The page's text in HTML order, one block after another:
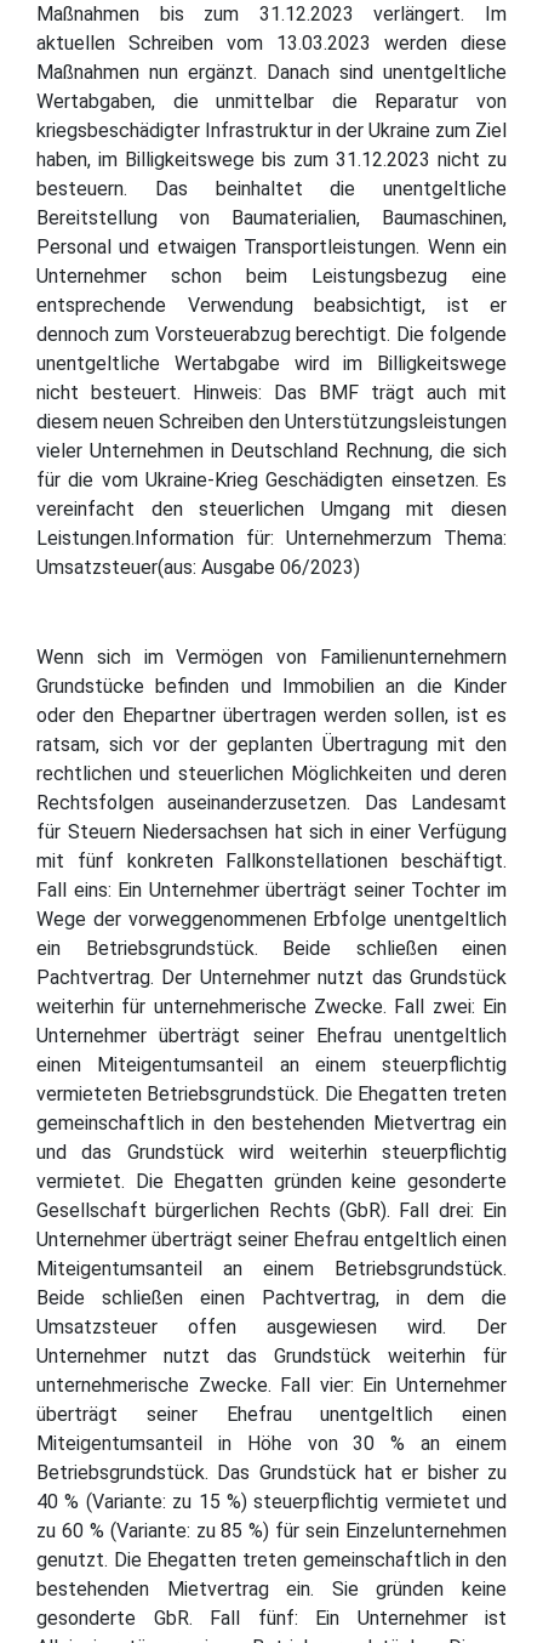
Maßnahmen bis zum 31.12.2023 verlängert. Im
aktuellen Schreiben vom 13.03.2023 werden diese
Maßnahmen nun ergänzt. Danach sind unentgeltliche
Wertabgaben, die unmittelbar die Reparatur von
kriegsbeschädigter Infrastruktur in der Ukraine zum Ziel
haben, im Billigkeitswege bis zum 31.12.2023 nicht zu
besteuern. Das beinhaltet die unentgeltliche
Bereitstellung von Baumaterialien, Baumaschinen,
Personal und etwaigen Transportleistungen. Wenn ein
Unternehmer schon beim Leistungsbezug eine
entsprechende Verwendung beabsichtigt, ist er
dennoch zum Vorsteuerabzug berechtigt. Die folgende
unentgeltliche Wertabgabe wird im Billigkeitswege
nicht besteuert. Hinweis: Das BMF trägt auch mit
diesem neuen Schreiben den Unterstützungsleistungen
vieler Unternehmen in Deutschland Rechnung, die sich
für die vom Ukraine-Krieg Geschädigten einsetzen. Es
vereinfacht den steuerlichen Umgang mit diesen
Leistungen.Information für: Unternehmerzum Thema:
Umsatzsteuer(aus: Ausgabe 06/2023)
Wenn sich im Vermögen von Familienunternehmern
Grundstücke befinden und Immobilien an die Kinder
oder den Ehepartner übertragen werden sollen, ist es
ratsam, sich vor der geplanten Übertragung mit den
rechtlichen und steuerlichen Möglichkeiten und deren
Rechtsfolgen auseinanderzusetzen. Das Landesamt
für Steuern Niedersachsen hat sich in einer Verfügung
mit fünf konkreten Fallkonstellationen beschäftigt.
Fall eins: Ein Unternehmer überträgt seiner Tochter im
Wege der vorweggenommenen Erbfolge unentgeltlich
ein Betriebsgrundstück. Beide schließen einen
Pachtvertrag. Der Unternehmer nutzt das Grundstück
weiterhin für unternehmerische Zwecke. Fall zwei: Ein
Unternehmer überträgt seiner Ehefrau unentgeltlich
einen Miteigentumsanteil an einem steuerpflichtig
vermieteten Betriebsgrundstück. Die Ehegatten treten
gemeinschaftlich in den bestehenden Mietvertrag ein
und das Grundstück wird weiterhin steuerpflichtig
vermietet. Die Ehegatten gründen keine gesonderte
Gesellschaft bürgerlichen Rechts (GbR). Fall drei: Ein
Unternehmer überträgt seiner Ehefrau entgeltlich einen
Miteigentumsanteil an einem Betriebsgrundstück.
Beide schließen einen Pachtvertrag, in dem die
Umsatzsteuer offen ausgewiesen wird. Der
Unternehmer nutzt das Grundstück weiterhin für
unternehmerische Zwecke. Fall vier: Ein Unternehmer
überträgt seiner Ehefrau unentgeltlich einen
Miteigentumsanteil in Höhe von 30 % an einem
Betriebsgrundstück. Das Grundstück hat er bisher zu
40 % (Variante: zu 15 %) steuerpflichtig vermietet und
zu 60 % (Variante: zu 85 %) für sein Einzelunternehmen
genutzt. Die Ehegatten treten gemeinschaftlich in den
bestehenden Mietvertrag ein. Sie gründen keine
gesonderte GbR. Fall fünf: Ein Unternehmer ist